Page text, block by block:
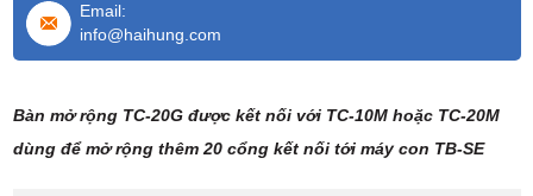
Email:
info@haihung.com
Bàn mở rộng TC-20G được kết nối với TC-10M hoặc TC-20M
dùng để mở rộng thêm 20 cổng kết nối tới máy con TB-SE